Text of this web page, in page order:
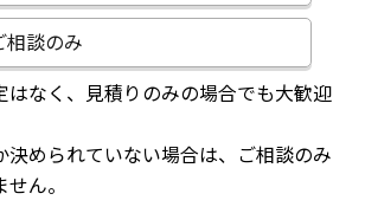
相談のみ
なく、見積りのみの場合でも大歓迎
決められていない場合は、ご相談のみ
ん。